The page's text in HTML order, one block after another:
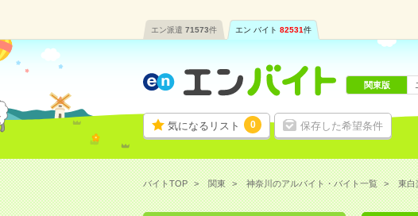
エン派遣 71573件 エン バイト 82531件
気になるリスト 0 保存した希望条件
関東版
バイトTOP 関東 神奈川のアルバイト・バイト一覧 東白